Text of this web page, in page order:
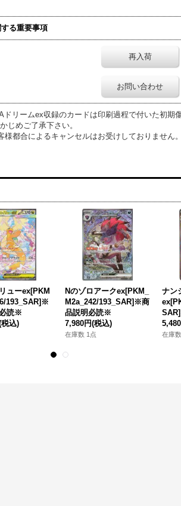
る重要事項
再入荷
お問い合わせ
ドリームex収録のカードは印刷過程で付いた初期
じめご了承下さい。
様都合によるキャンセルはお受けしておりません。
ューex[PKM
193_SAR]※
読※
税込)
Nのゾロアークex[PKM_
M2a_242/193_SAR]※商
品説明必読※
7,980円(税込)
在庫数 1点
ナン
在庫